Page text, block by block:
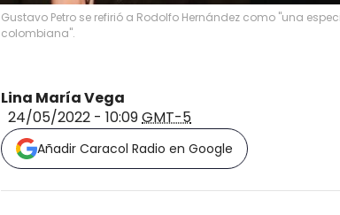
Gustavo Petro se refirió a Rodolfo Hernández como "una
colombiana".
Lina María Vega
24/05/2022 - 10:09GMT-5
Añadir Caracol Radio en Google